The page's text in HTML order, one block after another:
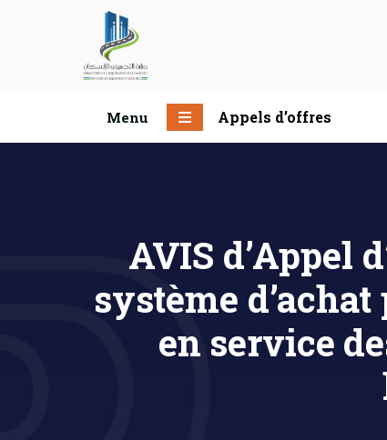
Menu Appels d’offres
AVIS d’Appel
système
en service